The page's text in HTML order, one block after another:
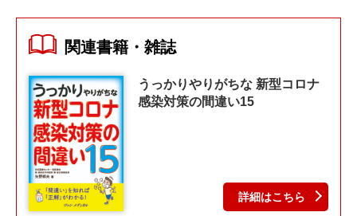
関連書籍・雑誌
うっかりやりがちな 新型コロナ
感染対策の間違い15
詳細はこちら